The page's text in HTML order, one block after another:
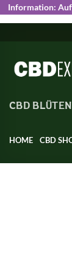
Information:
content
CBD BLÜTEN
HOME CBD